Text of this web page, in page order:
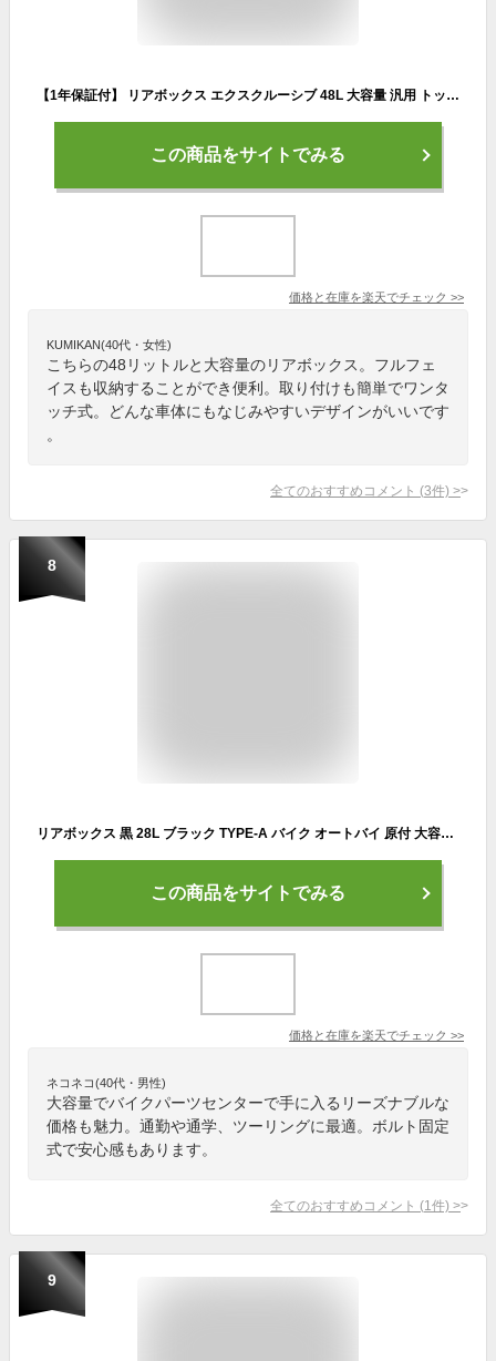
【1年保証付】 リアボックス エクスクルーシブ 48L 大容量 汎用 トップケース バイクボックス ワンタッチ式 ブラック ツーリング 通勤 カスタムパーツ バイク 積載 外装パーツ 簡単 装着 World Walk ワールドウォーク hwb-48 WW製 あす楽対応
この商品をサイトでみる
価格と在庫を楽天でチェック >>
KUMIKAN(40代・女性)
こちらの48リットルと大容量のリアボックス。フルフェ
イスも収納することができ便利。取り付けも簡単でワンタ
ッチ式。どんな車体にもなじみやすいデザインがいいです
。
全てのおすすめコメント (3件) >
8
リアボックス 黒 28L ブラック TYPE-A バイク オートバイ 原付 大容量 通勤 通学 トップケース ツーリングバッグ ボルト固定式 バイクパーツセンター
この商品をサイトでみる
価格と在庫を楽天でチェック >>
ネコネコ(40代・男性)
大容量でバイクパーツセンターで手に入るリーズナブルな
価格も魅力。通勤や通学、ツーリングに最適。ボルト固定
式で安心感もあります。
全てのおすすめコメント (1 件) >
9